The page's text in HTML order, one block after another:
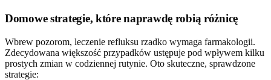
Domowe strategie, które naprawdę robią różnicę
Wbrew pozorom, leczenie refluksu rzadko wymaga farmakologii.
Zdecydowana większość przypadków ustępuje pod wpływem kilku
prostych zmian w codziennej rutynie. Oto skuteczne, sprawdzone
strategie: